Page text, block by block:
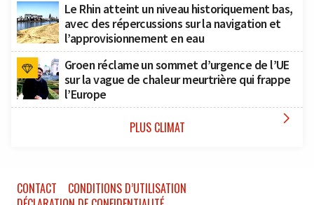
Le Rhin atteint un niveau historiquement bas,
avec des répercussions sur la navigation et
l’approvisionnement en eau
Groen réclame un sommet d’urgence de l’UE
sur la vague de chaleur meurtrière qui frappe
l’Europe
PLUS CLIMAT 
CONTACT
CONDITIONS D’UTILISATION